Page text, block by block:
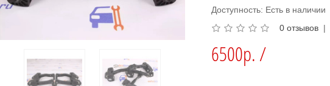
Доступность: Есть в наличии
0 отзывов |
6500р. /